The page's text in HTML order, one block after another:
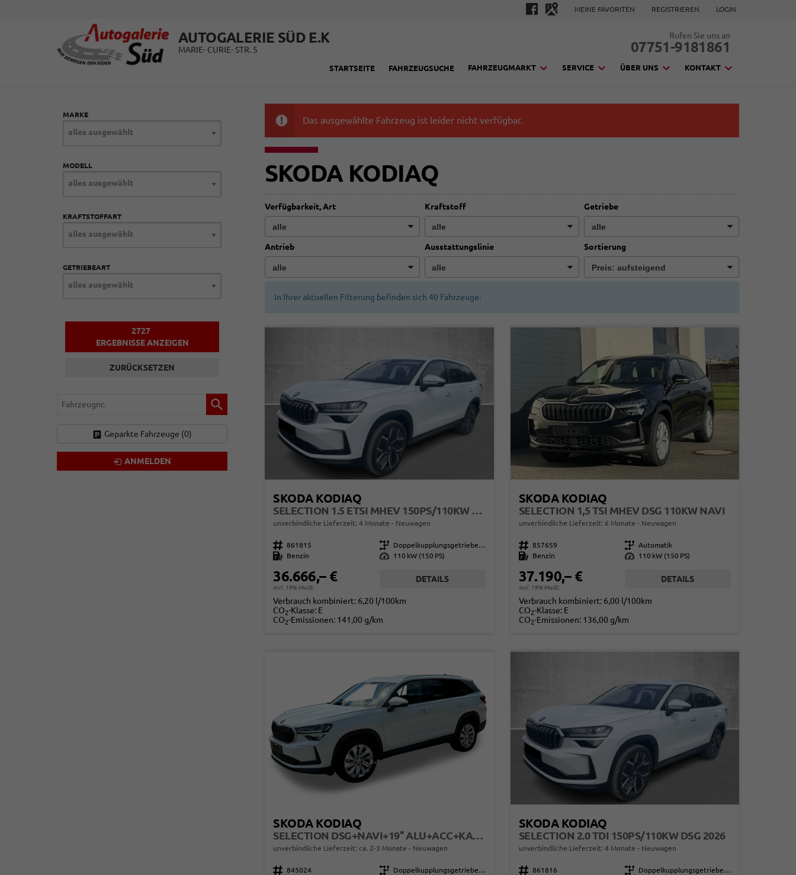
MEINE FAVORITEN REGISTRIEREN LOGIN
AUTOGALERIE SÜD E.K
MARIE- CURIE- STR. 5
Rufen Sie uns an
07751-9181861
STARTSEITE FAHRZEUGSUCHE FAHRZEUGMARKT SERVICE ÜBER UNS KONTAKT
Das ausgewählte Fahrzeug ist leider nicht verfügbar.
SKODA KODIAQ
Verfügbarkeit, Art Kraftstoff Getriebe
Antrieb Ausstattungslinie Sortierung
In Ihrer aktuellen Filterung befinden sich40 Fahrzeuge:
SKODA KODIAQ
SELECTION 1.5 ETSI MHEV 150PS/110KW DSG 2026
unverbindliche Lieferzeit:4 Monate Neuwagen
Fahrzeugnr. 861815 Getriebe
Doppelkupplungsgetriebe (DSG)
Kraftstoff
Benzin Leistung 110 kW (150 PS)
36.666,– €
incl. 19% MwSt.
DETAILS
Verbrauch kombiniert: 6,20 l/100km
CO2-Klasse: E
CO2-Emissionen: 141,00 g/km
SKODA KODIAQ
SELECTION 1,5 TSI MHEV DSG 110KW NAVI
unverbindliche Lieferzeit: 6 Monate Neuwagen
Fahrzeugnr. 857659 Getriebe Automatik
Kraftstoff
Benzin Leistung 110 kW (150 PS)
37.190,– €
incl. 19% MwSt.
DETAILS
Verbrauch kombiniert: 6,00 l/100km
CO2-Klasse: E
CO2-Emissionen: 136,00 g/km
SKODA KODIAQ
SELECTION DSG+NAVI+19'' ALU+ACC+KAMERA
unverbindliche Lieferzeit: ca. 2-3 Monate Neuwagen
Fahrzeugnr. 845024 Getriebe
Doppelkupplungsgetriebe (DSG)
SKODA KODIAQ
SELECTION 2.0 TDI 150PS/110KW DSG 2026
unverbindliche Lieferzeit: 4 Monate Neuwagen
Fahrzeugnr. 861816 Getriebe
Doppelkupplungsgetriebe (DSG)
MARKE
alles ausgewählt
MODELL
alles ausgewählt
KRAFTSTOFFART
alles ausgewählt
GETRIEBEART
alles ausgewählt
2727
ERGEBNISSE ANZEIGEN
ZURÜCKSETZEN
Fahrzeugnr.
Geparkte Fahrzeuge (0)
ANMELDEN